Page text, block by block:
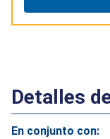
Detalles
En conjunto con: